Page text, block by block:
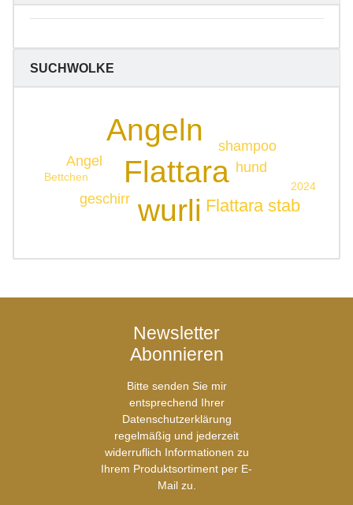
SUCHWOLKE
Flattara
Angeln
wurli Flattara stab
shampoo
hund
Angel
geschirr
2024
Bettchen
Newsletter
Abonnieren
Bitte senden Sie mir
entsprechend Ihrer
Datenschutzerklärung
regelmäßig und jederzeit
widerruflich Informationen zu
Ihrem Produktsortiment per E-
Mail zu.